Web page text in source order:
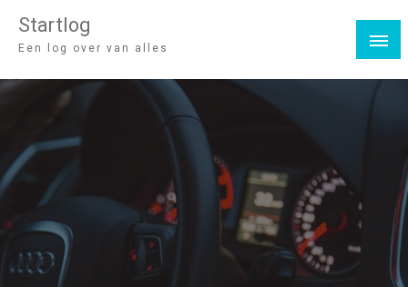
Startlog
Een log over van alles